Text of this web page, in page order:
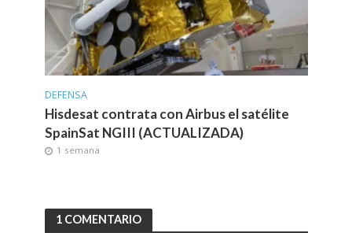
DEFENSA
Hisdesat contrata con Airbus el satélite
SpainSat NGIII (ACTUALIZADA)
1 semana
1 COMENTARIO